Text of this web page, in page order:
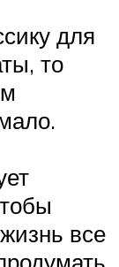
для
то
все